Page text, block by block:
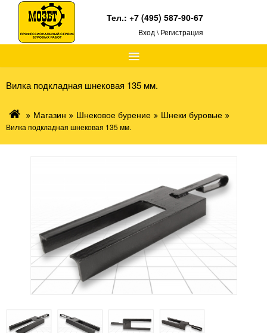
≡
Тел.:+7 (495) 587-90-67
Вход \ Регистрация
Вилка подкладная шнековая 135 мм.
Магазин Шнековое бурение Шнеки буровые
Вилка подкладная шнековая 135 мм.